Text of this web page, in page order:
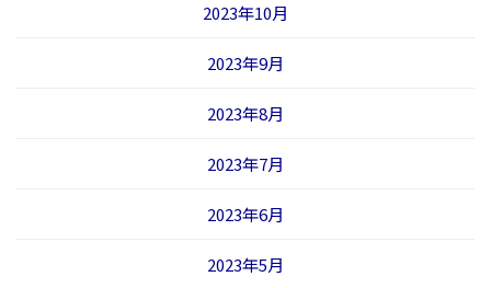
2023年10月
2023年9月
2023年8月
2023年7月
2023年6月
2023年5月